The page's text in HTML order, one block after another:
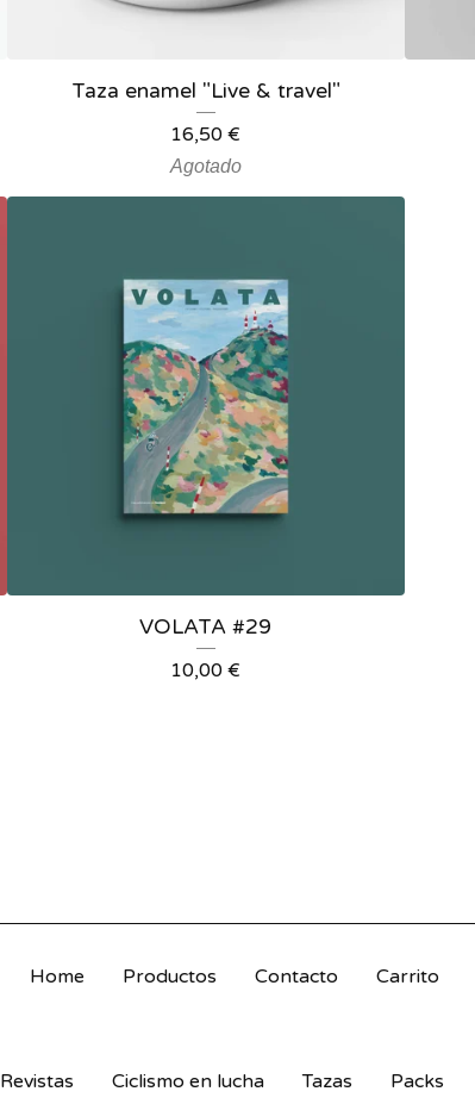
Taza enamel "Live & travel"
16,50€
Agotado
VOLATA #29
10,00€
Home Productos Contacto Carrito
Revistas Ciclismo en lucha Tazas Packs